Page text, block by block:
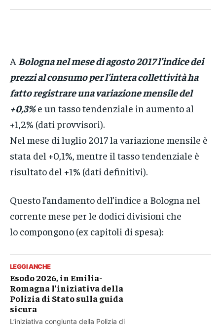
A Bologna nel mese di agosto 2017 l’indice dei
prezzi al consumo per l’intera collettività ha
fatto registrare una variazione mensile del
+0,3%e un tasso tendenziale in aumento al
+1,2% (dati provvisori).
Nel mese di luglio 2017 la variazione mensile è
stata del +0,1%, mentre il tasso tendenziale è
risultato del +1% (dati definitivi).
Questo l’andamento dell’indice a Bologna nel
corrente mese per le dodici divisioni che
lo compongono (ex capitoli di spesa):
LEGGI ANCHE
Esodo 2026, in Emilia-
Romagna l’iniziativa della
Polizia di Stato sulla guida
sicura
L’iniziativa congiunta della Polizia di